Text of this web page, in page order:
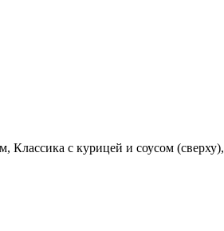
Классика с курицей и соусом (сверху),